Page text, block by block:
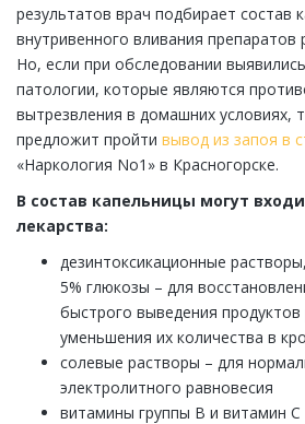
результатов врач подбирает состав
внутривенного вливания препаратов
Но, если при обследовании
патологии, которые являются
вытрезвления в домашних условиях,
предложит пройти вывод из запоя в
«Наркология No1» в Красногорске.
В состав капельницы могут
лекарства:
дезинтоксикационные
5% глюкозы – для
быстрого выведения продуктов
уменьшения их количества в
солевые растворы – для
электролитного равновесия
витамины группы В и витамин С